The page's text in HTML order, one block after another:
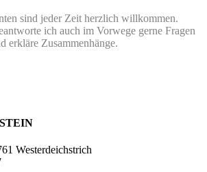
sind jeder Zeit herzlich willkommen.
ich auch im Vorwege gerne Fragen
erkläre Zusammenhänge.
Westerdeichstrich